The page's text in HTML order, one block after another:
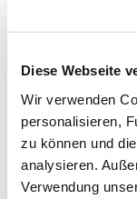
Diese Webseite
Wir verwenden
personalisieren,
zu können und
analysieren.
Verwendung